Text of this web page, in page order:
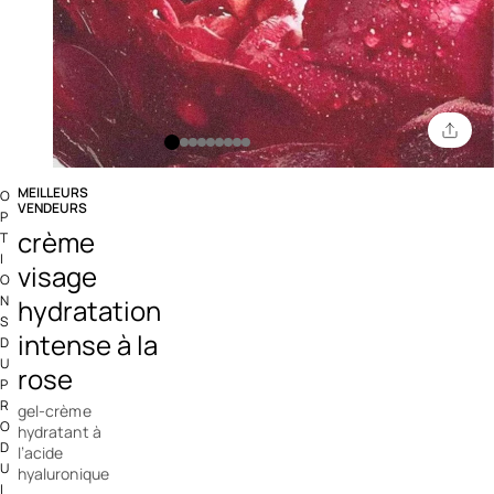
MEILLEURS
VENDEURS
4,3 out of 5 Customer Rating
crème
visage
hydratation
intense à la
rose
gel-crème
hydratant à
l’acide
hyaluronique
O
P
T
I
O
N
S
D
U
P
R
O
D
U
I